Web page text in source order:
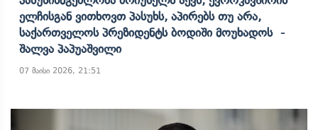
Ელჩისგან Ვითხოვთ Პასუხს, Აპირებს Თუ Არა,
Საქართველოს Პრეზიდენტს Ბოდიში Მოუხადოს -
Შალვა Პაპუაშვილი
07 მაისი 2026, 21:51